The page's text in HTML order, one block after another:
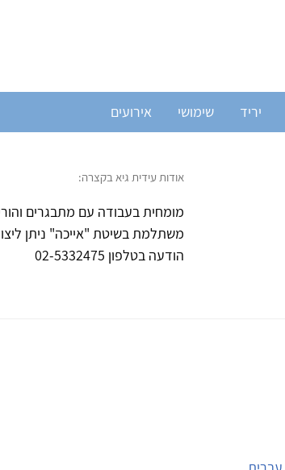
יריד שימושי אירועים
אודות עידית גיא בקצרה:
מומחית בעבודה עם מתבגרים
הודעה בטלפון 02-5332475